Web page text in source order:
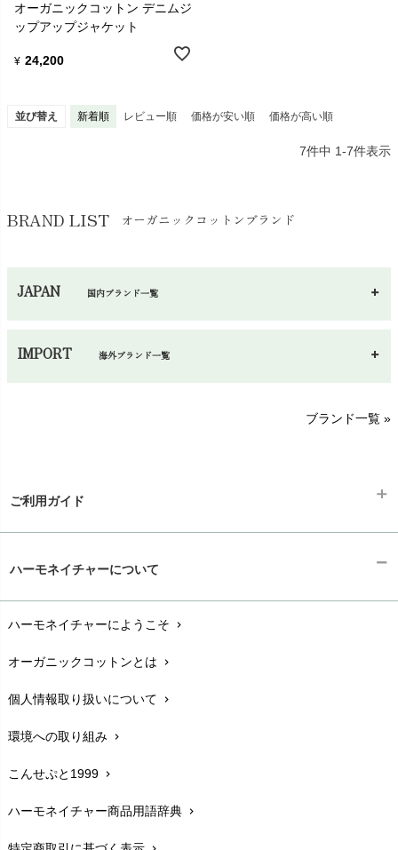
オーガニックコットン デニムジ
ップアップジャケット
¥ 24,200
並び替え 新着順 レビュー順 価格が安い順 価格が高い順
7件中 1-7件表示
BRAND LIST オーガニックコットンブランド
JAPAN 国内ブランド一覧
生活アートクラブ
nanadecor（ナナデェコール）
ぬくぐるみ工房
Haruulala（ハルウララ）
Pantyliners Organics（パンティライナーズ）
plantia（プランティア）
PRISTINE（プリスティン）
IMPORT海外ブランド一覧
kidscase（キッズケース）
LITTLE INDIANS（リトルインディアンズ）
maggies（マギーズ）
MAINIO（マイニオ）
MAUD N LIL（モード・ン・リル）
maxomorra（マクソモーラ）
Molo（モロ）
My Little Cozmo（マイリトルコズモ）
ブランド一覧 »
ご利用ガイド
配送と送料chevron_right
在庫状況と発送予定chevron_right
サイズ・寸法chevron_right
生地・素材chevron_right
お手入れについて
レビューを書こうchevron_right
ハーモネイチャーについて
ハーモネイチャーにようこそ chevron_right
オーガニックコットンとは chevron_right
個人情報取り扱いについて chevron_right
環境への取り組み chevron_right
こんせぷと1999 chevron_right
ハーモネイチャー商品用語辞典 chevron_right